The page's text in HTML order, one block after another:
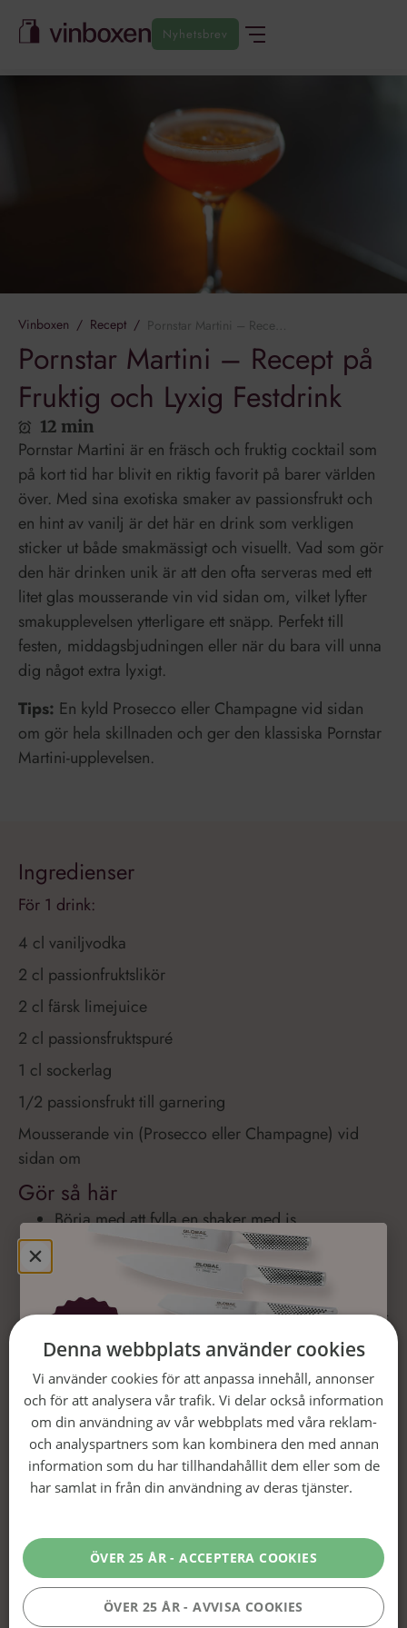
Nyhetsbrev
Vinboxen / Recept / Pornstar Martini – Recept på Fruktig och Lyxig Festdrink
Pornstar Martini – Recept på
Fruktig och Lyxig Festdrink
12 min
Pornstar Martini är en fräsch och fruktig cocktail som
på kort tid har blivit en riktig favorit på barer världen
över. Med sina exotiska smaker av passionsfrukt och
en hint av vanilj är det här en drink som verkligen
sticker ut både smakmässigt och visuellt. Vad som gör
den här drinken unik är att den ofta serveras med ett
litet glas mousserande vin vid sidan om, vilket lyfter
smakupplevelsen ytterligare ett snäpp. Perfekt till
festen, middagsbjudningen eller när du bara vill unna
dig något extra lyxigt.
Tips: En kyld Prosecco eller Champagne vid sidan
om gör hela skillnaden och ger den klassiska Pornstar
Martini-upplevelsen.
Ingredienser
För 1 drink:
4 cl vaniljvodka
2 cl passionfruktslikör
2 cl färsk limejuice
2 cl passionsfruktspuré
1 cl sockerlag
1/2 passionsfrukt till garnering
Mousserande vin (Prosecco eller Champagne) vid
sidan om
Gör så här
Börja med att fylla en shaker med is.
Tillsätt vaniljvodka, passionfruktslikör, limejuice,
passionsfruktspuré och sockerlag.
Skaka drinken kraftigt i cirka 20 sekunder för att
säkerställa att alla ingredienser blandas ordentligt
och att drinken blir väl kyld.
Sila upp drinken i ett kylt cocktailglas för att få till
den rätta serveringen.
Garnera med en halv passionsfrukt som läggs
ovanpå drinken – både för dekoration och extra
smak.
Servera med ett litet glas mousserande vin vid
med det mousserande vinet som en “chaser” för
att balansera syran och sötheten.
Denna webbplats använder cookies
Vi använder cookies för att anpassa innehåll, annonser
och för att analysera vår trafik. Vi delar också information
om din användning av vår webbplats med våra reklam-
och analyspartners som kan kombinera den med annan
information som du har tillhandahållit dem eller som de
har samlat in från din användning av deras tjänster.
ÖVER 25 ÅR - ACCEPTERA COOKIES
ÖVER 25 ÅR - AVVISA COOKIES
Vinn ett knivset från Global!
Fyll i din e-post och telefonnummer för chansen att
vinna ett 5-knivset från Global,värde 6 365 kr!Öka
dina chanser – följ oss på Instagram:@vinboxen